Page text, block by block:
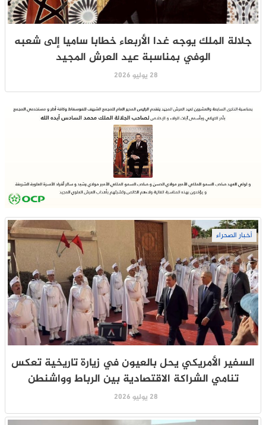
جلالة الملك يوجه غدا الأربعاء خطابا ساميا إلى شعبه
الوفي بمناسبة عيد العرش المجيد
28 يوليو 2026
أخبار الصحراء
السفير الأمريكي يحل بالعيون في زيارة تاريخية تعكس
تنامي الشراكة الاقتصادية بين الرباط وواشنطن
28 يوليو 2026